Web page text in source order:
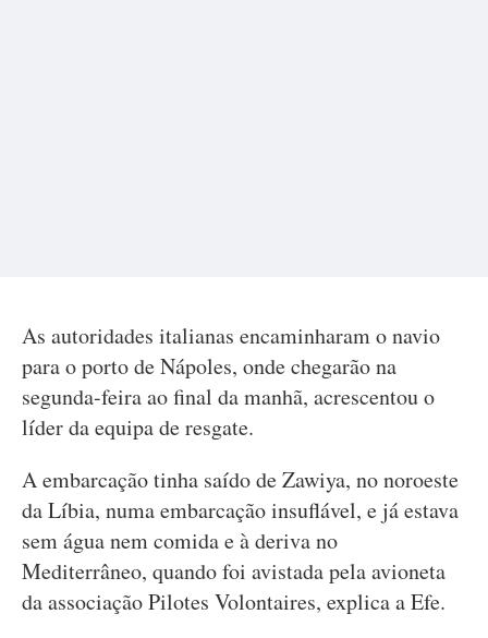
As autoridades italianas encaminharam o navio
para o porto de Nápoles, onde chegarão na
segunda-feira ao final da manhã, acrescentou o
líder da equipa de resgate.
A embarcação tinha saído de Zawiya, no noroeste
da Líbia, numa embarcação insuflável, e já estava
sem água nem comida e à deriva no
Mediterrâneo, quando foi avistada pela avioneta
da associação Pilotes Volontaires, explica a Efe.